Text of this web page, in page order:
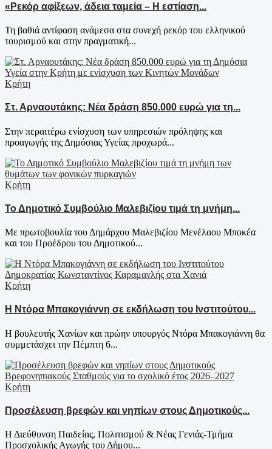
«Ρεκόρ αφίξεων, άδεια ταμεία – Η εστίαση...
Τη βαθιά αντίφαση ανάμεσα στα συνεχή ρεκόρ του ελληνικού
τουρισμού και στην πραγματική...
Κρήτη
Στ. Αρναουτάκης: Νέα δράση 850.000 ευρώ για τη...
Στην περαιτέρω ενίσχυση των υπηρεσιών πρόληψης και
προαγωγής της Δημόσιας Υγείας προχωρά...
Κρήτη
Το Δημοτικό Συμβούλιο Μαλεβιζίου τιμά τη μνήμη...
Με πρωτοβουλία του Δημάρχου Μαλεβιζίου Μενέλαου Μποκέα
και του Προέδρου του Δημοτικού...
Κρήτη
Η Ντόρα Μπακογιάννη σε εκδήλωση του Ινστιτούτου...
Η βουλευτής Χανίων και πρώην υπουργός Ντόρα Μπακογιάννη θα
συμμετάσχει την Πέμπτη 6...
Κρήτη
Προσέλευση βρεφών και νηπίων στους Δημοτικούς...
Η Διεύθυνση Παιδείας, Πολιτισμού & Νέας Γενιάς-Τμήμα
Προσχολικής Αγωγής του Δήμου...